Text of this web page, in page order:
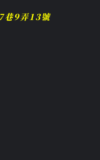
巷9弄13號